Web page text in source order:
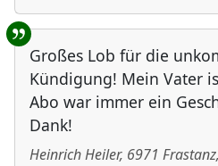
Großes Lob für die
Kündigung! Mein Vater
Abo war immer ein
Dank!
Heinrich Heiler, 6971 Frastanz,